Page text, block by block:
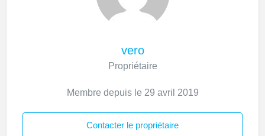
vero
Propriétaire
Membre depuis le 29 avril 2019
Contacter le propriétaire